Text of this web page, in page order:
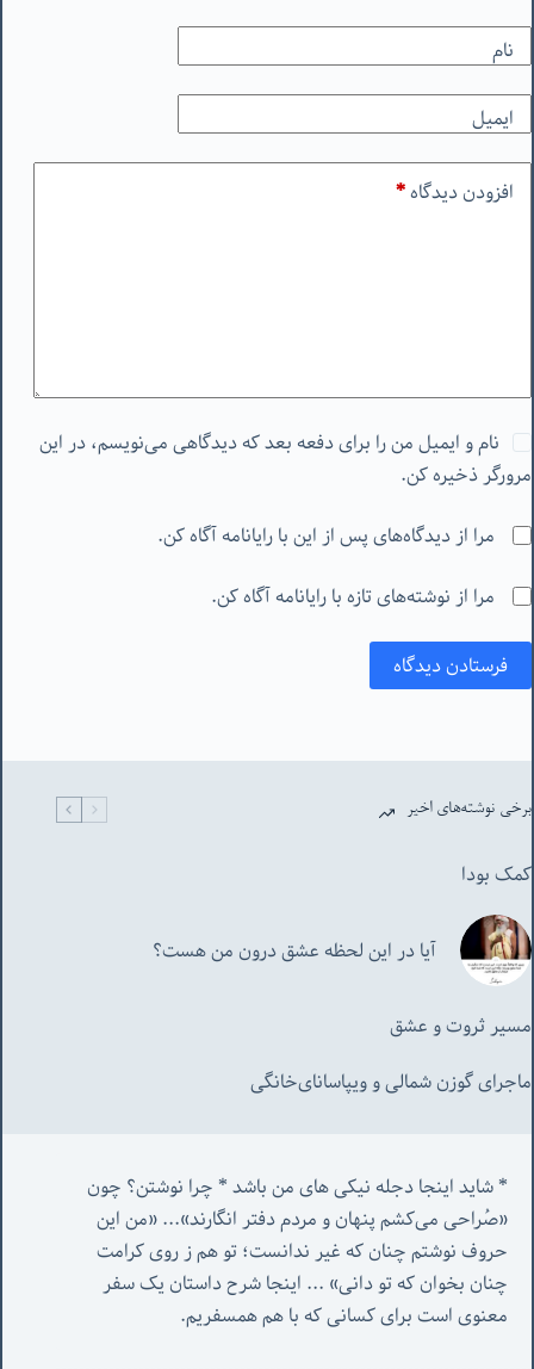
نام
ایمیل
افزودن دیدگاه*
نام و ایمیل من را برای دفعه بعد که دیدگاهی می‌نویسم، در این
مرورگر ذخیره کن.
مرا از دیدگاه‌های پس از این با رایانامه آگاه کن.
مرا از نوشته‌های تازه با رایانامه آگاه کن.
فرستادن دیدگاه
برخی نوشته‌های اخیر
کمک بودا
آیا در این لحظه عشق درون من هست؟
مسیر ثروت و عشق
ماجرای گوزن شمالی و‌ ویپاسانای‌خانگی
«صُراحی می‌کشم پنهان‌ و مردم‌ دفتر انگارند»... «
چنان بخوان که تو دانی» ...
معنوی است برای کسانی که با هم همسفریم.